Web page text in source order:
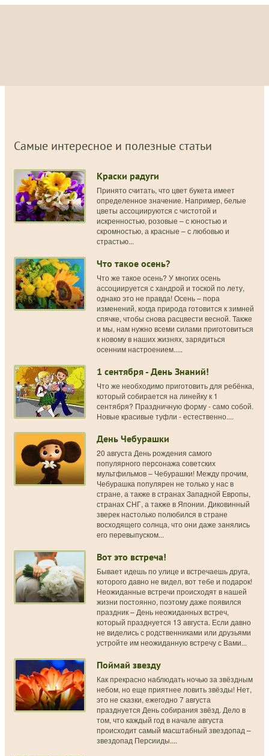
Самые интересное и полезные статьи
Краски радуги
Принято считать, что цвет букета имеет
определенное значение. Например, белые
цветы ассоциируются с чистотой и
искренностью, розовые – с юностью и
скромностью, а красные – с любовью и
страстью...
Что такое осень?
Что же такое осень? У многих осень
ассоциируется с хандрой и тоской по лету,
однако это не правда! Осень – пора
изменений, когда природа готовится к зимней
спячке, чтобы снова расцвести весной. Также
и мы, нам нужно всеми силами приготовиться
к новому в наших жизнях, зарядиться
осенним настроением.....
1 сентября - День Знаний!
Что же необходимо приготовить для ребёнка,
который собирается на линейку к 1
сентября? Праздничную форму - само собой.
Новые красивые туфли - естественно....
День Чебурашки
20 августа День рождения самого
популярного персонажа советских
мультфильмов – Чебурашки! Между прочим,
Чебурашка популярен не только у нас в
стране, а также в странах Западной Европы,
странах СНГ, а также в Японии. Диковинный
зверек настолько полюбился в стране
восходящего солнца, что они даже занялись
его перевыпуском...
Вот это встреча!
Бывает идешь по улице и встречаешь друга,
которого давно не видел, вот тебе и подарок!
Неожиданные встречи происходят в нашей
жизни постоянно, поэтому даже появился
праздник – День неожиданных встреч,
который празднуется 13 августа. Если давно
не виделись с родственниками или друзьями
устройте им неожиданную встречу с Вами...
Поймай звезду
Как прекрасно наблюдать ночью за звёздным
небом, но еще приятнее ловить звёзды! Нет,
это не сказки, ежегодно 7 августа
празднуется День собирания звёзд. Дело в
том, что каждый год в начале августа
происходит самый масштабный звездопад –
звездопад Персииды....